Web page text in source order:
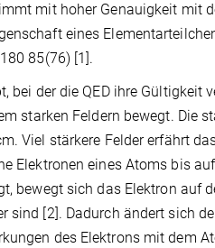
mit hoher Genauigkeit mit
eines
85(76) [1].
bei der die QED ihre
starken Feldern bewegt. Die
Viel stärkere Felder erfährt
Elektronen eines Atoms bis
bewegt sich das Elektron auf
sind [2]. Dadurch ändert sich
des Elektrons mit dem